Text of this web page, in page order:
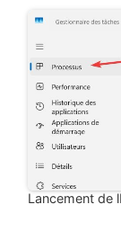
Lancement de